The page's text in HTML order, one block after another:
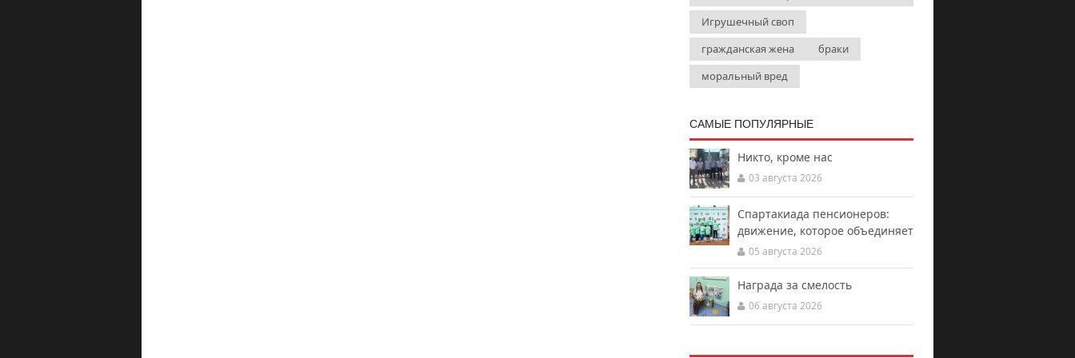
Игрушечный своп
гражданская жена
браки
моральный вред
САМЫЕ ПОПУЛЯРНЫЕ
Никто, кроме нас
03 августа 2026
Спартакиада пенсионеров:
движение, которое объединяет
05 августа 2026
Награда за смелость
06 августа 2026